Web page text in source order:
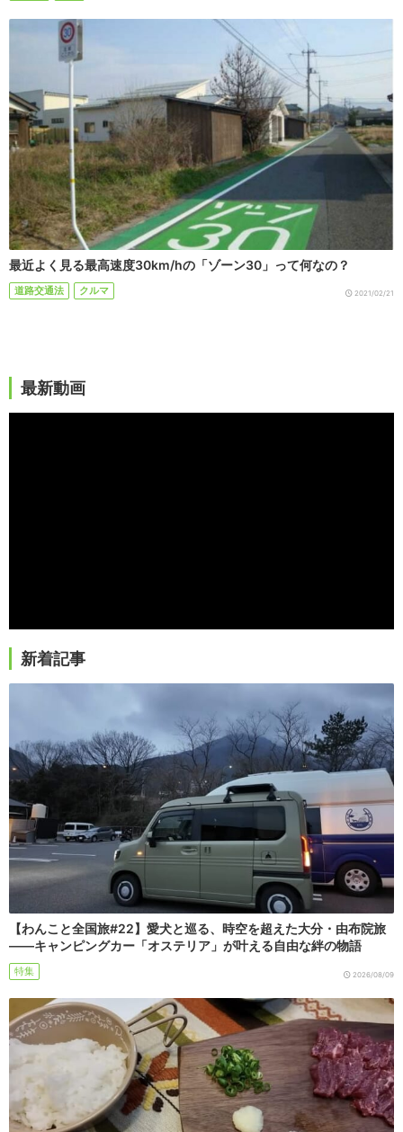
最近よく見る最高速度30km/hの「ゾーン30」って何なの？
道路交通法 クルマ 2021/02/21
最新動画
新着記事
【わんこと全国旅#22】愛犬と巡る、時空を超えた大分・由布院旅
――キャンピングカー「オステリア」が叶える自由な絆の物語
特集 2026/08/09